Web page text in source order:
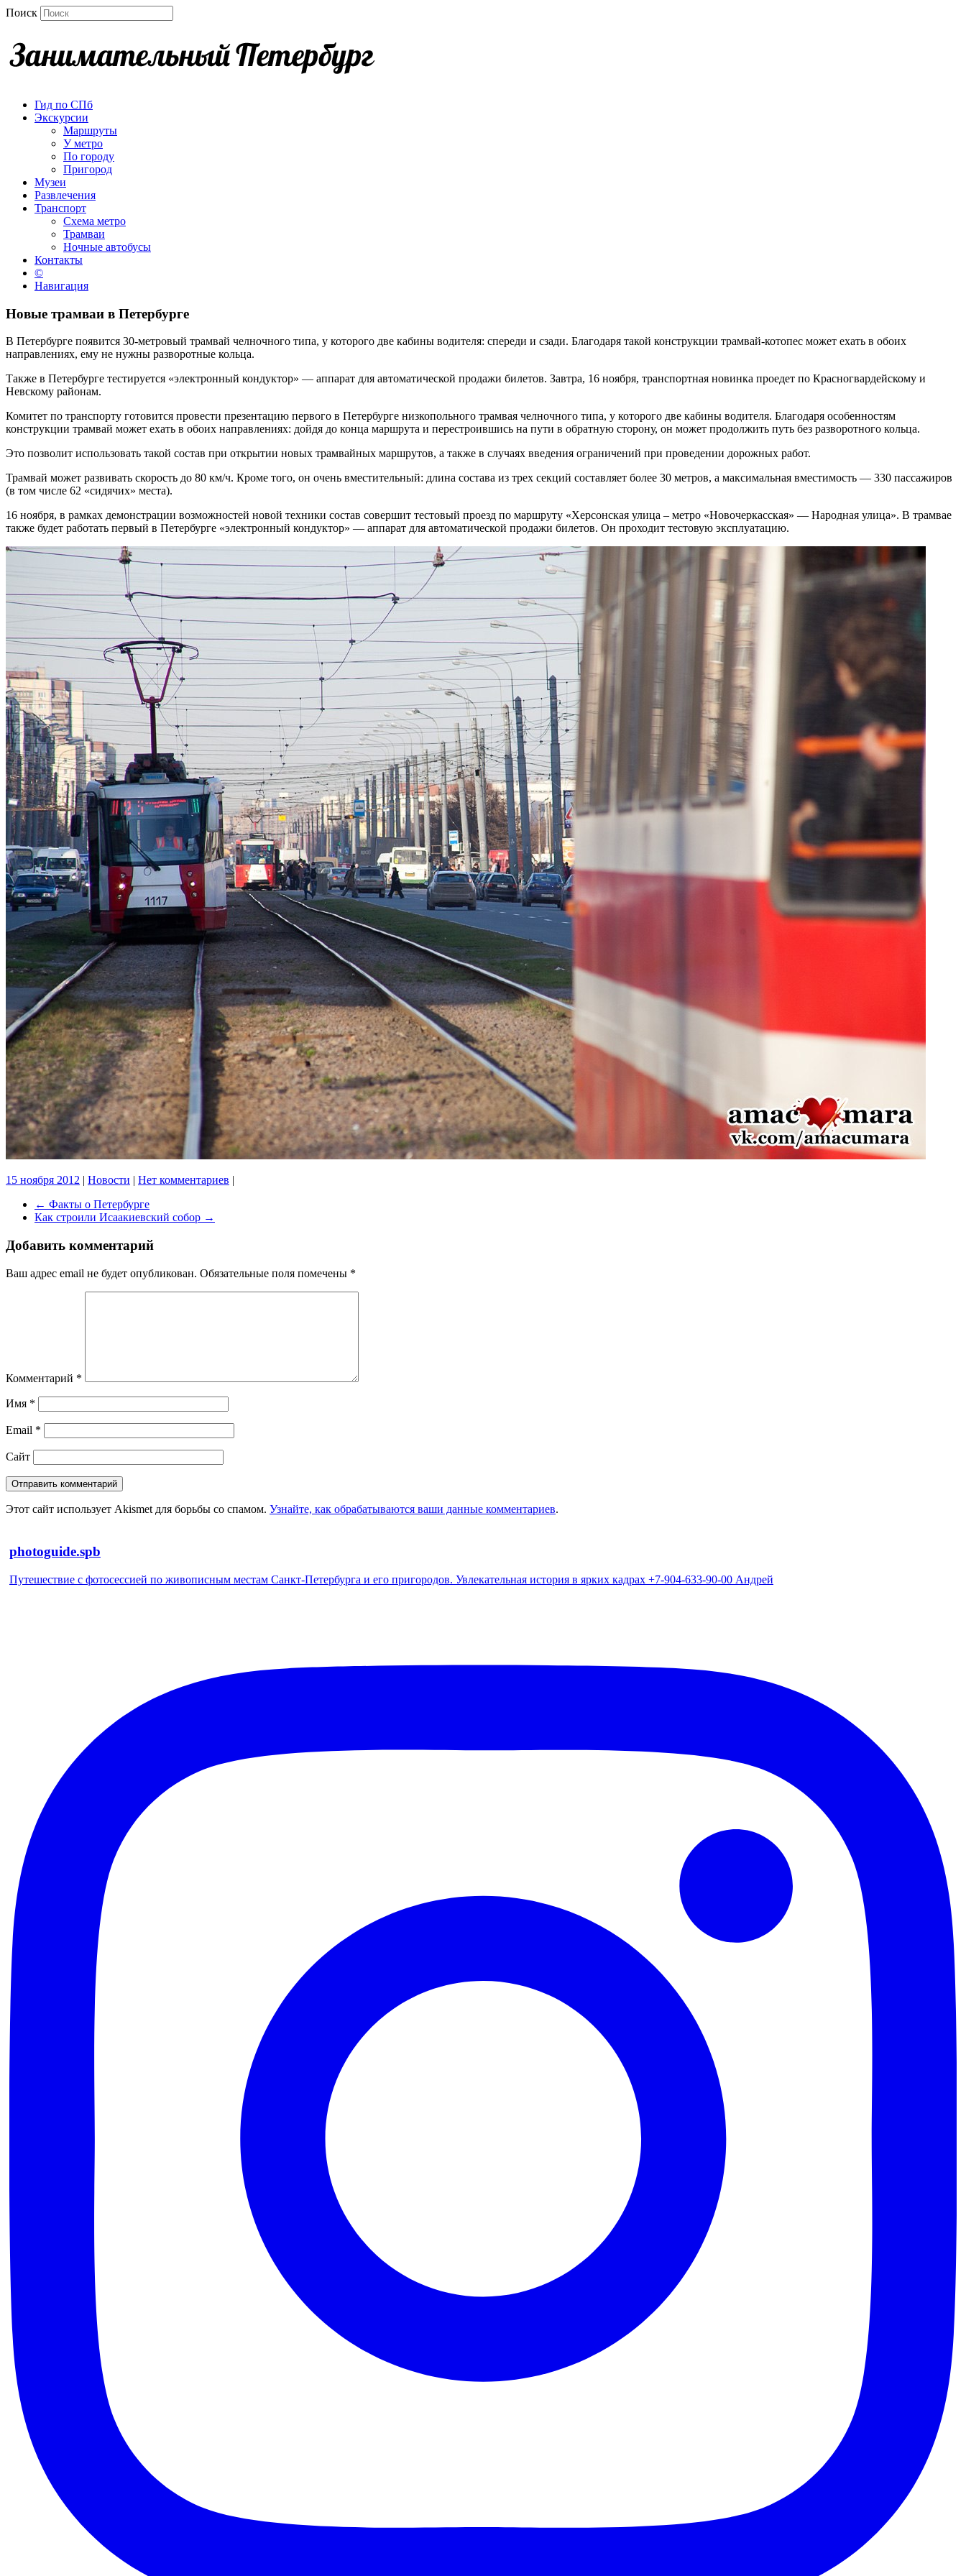
Поиск
Гид по СПб
Экскурсии
Маршруты
У метро
По городу
Пригород
Музеи
Развлечения
Транспорт
Схема метро
Трамваи
Ночные автобусы
Контакты
©
Навигация
Новые трамваи в Петербурге
В Петербурге появится 30-метровый трамвай челночного типа, у которого две кабины водителя: спереди и сзади. Благодаря такой конструкции трамвай-котопес может ехать в обоих
направлениях, ему не нужны разворотные кольца.
Также в Петербурге тестируется «электронный кондуктор» — аппарат для автоматической продажи билетов. Завтра, 16 ноября, транспортная новинка проедет по Красногвардейскому и
Невскому районам.
Комитет по транспорту готовится провести презентацию первого в Петербурге низкопольного трамвая челночного типа, у которого две кабины водителя. Благодаря особенностям
конструкции трамвай может ехать в обоих направлениях: дойдя до конца маршрута и перестроившись на пути в обратную сторону, он может продолжить путь без разворотного кольца.
Это позволит использовать такой состав при открытии новых трамвайных маршрутов, а также в случаях введения ограничений при проведении дорожных работ.
Трамвай может развивать скорость до 80 км/ч. Кроме того, он очень вместительный: длина состава из трех секций составляет более 30 метров, а максимальная вместимость — 330 пассажиров
(в том числе 62 «сидячих» места).
16 ноября, в рамках демонстрации возможностей новой техники состав совершит тестовый проезд по маршруту «Херсонская улица – метро «Новочеркасская» — Народная улица». В трамвае
также будет работать первый в Петербурге «электронный кондуктор» — аппарат для автоматической продажи билетов. Он проходит тестовую эксплуатацию.
15 ноября 2012 | Новости | Нет комментариев |
← Факты о Петербурге
Как строили Исаакиевский собор →
Добавить комментарий
Ваш адрес email не будет опубликован. Обязательные поля помечены *
Комментарий *
Имя *
Email *
Сайт
Этот сайт использует Akismet для борьбы со спамом. Узнайте, как обрабатываются ваши данные комментариев.
photoguide.spb
Путешествие с фотосессией по живописным местам Санкт-Петербурга и его пригородов. Увлекательная история в ярких кадрах +7-904-633-90-00 Андрей